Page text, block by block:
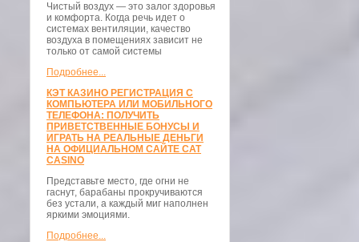
Чистый воздух — это залог здоровья
и комфорта. Когда речь идет о
системах вентиляции, качество
воздуха в помещениях зависит не
только от самой системы
Подробнее...
КЭТ КАЗИНО РЕГИСТРАЦИЯ С
КОМПЬЮТЕРА ИЛИ МОБИЛЬНОГО
ТЕЛЕФОНА: ПОЛУЧИТЬ
ПРИВЕТСТВЕННЫЕ БОНУСЫ И
ИГРАТЬ НА РЕАЛЬНЫЕ ДЕНЬГИ
НА ОФИЦИАЛЬНОМ САЙТЕ CAT
CASINO
Представьте место, где огни не
гаснут, барабаны прокручиваются
без устали, а каждый миг наполнен
яркими эмоциями.
Подробнее...